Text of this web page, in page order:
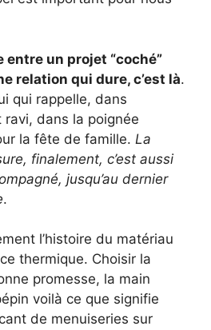
un projet “coché”
relation qui dure, c’est là.
qui rappelle, dans
ravi, dans la poignée
la fête de famille. La
finalement, c’est aussi
jusqu’au dernier
.
l’histoire du matériau
thermique. Choisir la
promesse, la main
voilà ce que signifie
de menuiseries sur